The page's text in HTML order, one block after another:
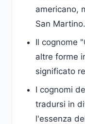
americano,
San Martino.
Il cognome
altre forme
significato
I cognomi
tradursi in
l'essenza